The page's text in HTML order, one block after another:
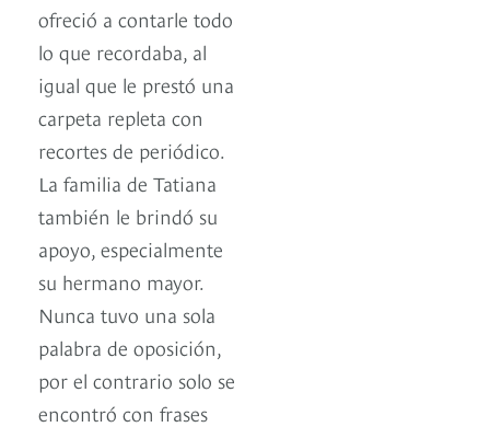
ofreció a contarle todo
lo que recordaba, al
igual que le prestó una
carpeta repleta con
recortes de periódico.
La familia de Tatiana
también le brindó su
apoyo, especialmente
su hermano mayor.
Nunca tuvo una sola
palabra de oposición,
por el contrario solo se
encontró con frases